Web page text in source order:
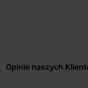
Opinie naszych